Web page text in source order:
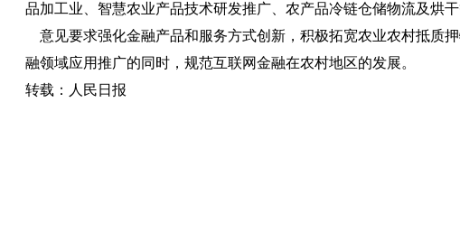
品加工业、智慧农业产品技术研发推广、农产品冷链仓储物流及烘
意见要求强化金融产品和服务方式创新，积极拓宽农业农村抵质
融领域应用推广的同时，规范互联网金融在农村地区的发展。
转载：人民日报